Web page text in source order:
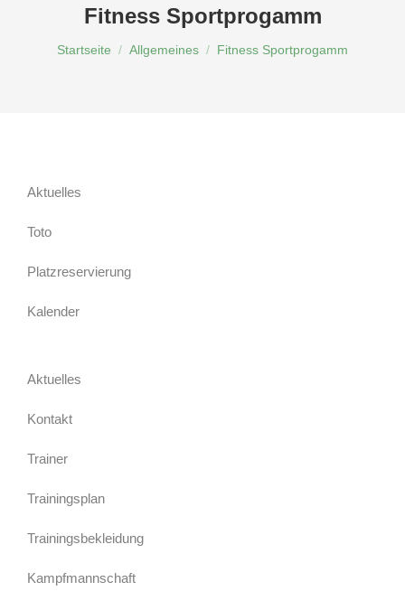
Fitness Sportprogamm
Du bist hier:
Startseite Allgemeines Fitness Sportprogamm
Aktuelles
Toto
Platzreservierung
Kalender
Aktuelles
Kontakt
Trainer
Trainingsplan
Trainingsbekleidung
Kampfmannschaft